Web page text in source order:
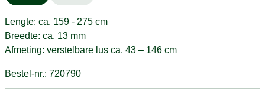
Lengte: ca. 159 - 275 cm
Breedte: ca. 13 mm
Afmeting: verstelbare lus ca. 43 – 146 cm
Bestel-nr.: 720790